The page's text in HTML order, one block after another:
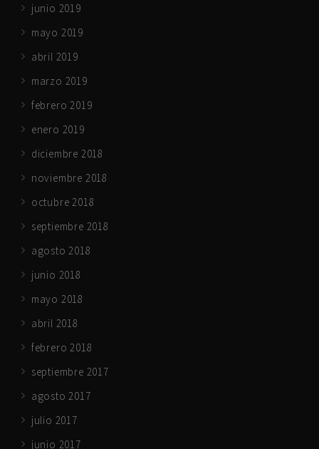
junio 2019
mayo 2019
abril 2019
marzo 2019
febrero 2019
enero 2019
diciembre 2018
noviembre 2018
octubre 2018
septiembre 2018
agosto 2018
junio 2018
mayo 2018
abril 2018
febrero 2018
septiembre 2017
agosto 2017
julio 2017
junio 2017